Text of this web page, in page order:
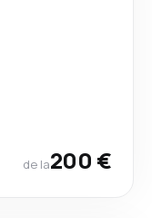
de la200 €